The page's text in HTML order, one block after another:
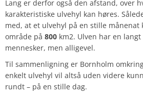
Lang er derfor også den afstand, over
karakteristiske ulvehyl kan høres.
med, at et ulvehyl på en stille månenat
område på 800 km2. Ulven har en
mennesker, men alligevel.
Til sammenligning er Bornholm
enkelt ulvehyl vil altså uden videre
rundt – på en stille dag.